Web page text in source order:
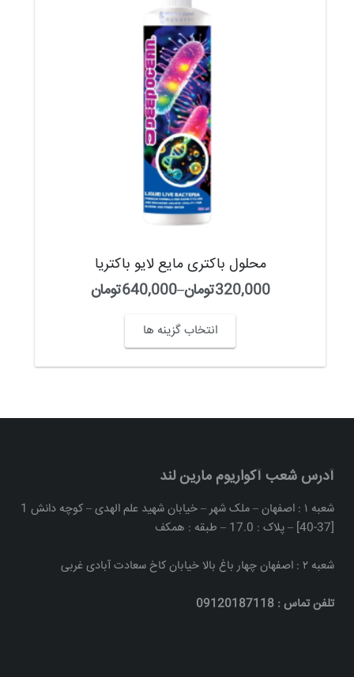
کود مایع کربن گیاهی
110,000تومان–
190,000تومان
انتخاب گزینه ها
آدرس شعب آکواریوم مارین لند
شعبه ۱ : اصفهان – ملک شهر – خیابان شهید علم الهدی – کوچه دانش 1
[37-40] – پلاک : 17.0 – طبقه : همکف
شعبه ۲ : اصفهان چهار باغ بالا خیابان کاخ سعادت آبادی غربی
تلفن تماس : 09120187118